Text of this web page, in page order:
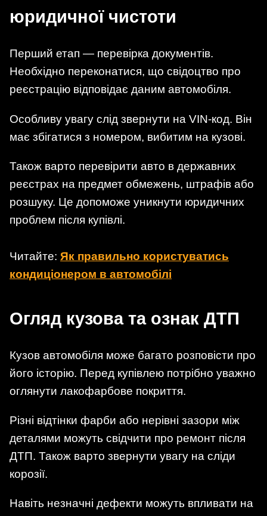
юридичної чистоти
Перший етап — перевірка документів.
Необхідно переконатися, що свідоцтво про
реєстрацію відповідає даним автомобіля.
Особливу увагу слід звернути на VIN-код. Він
має збігатися з номером, вибитим на кузові.
Також варто перевірити авто в державних
реєстрах на предмет обмежень, штрафів або
розшуку. Це допоможе уникнути юридичних
проблем після купівлі.
Читайте: Як правильно користуватись
кондиціонером в автомобілі
Огляд кузова та ознак ДТП
Кузов автомобіля може багато розповісти про
його історію. Перед купівлею потрібно уважно
оглянути лакофарбове покриття.
Різні відтінки фарби або нерівні зазори між
деталями можуть свідчити про ремонт після
ДТП. Також варто звернути увагу на сліди
корозії.
Навіть незначні дефекти можуть впливати на